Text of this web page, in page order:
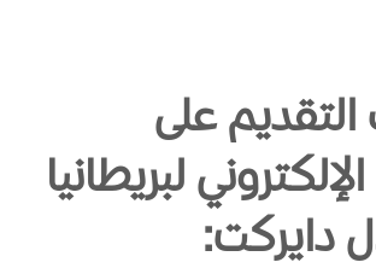
على
لبريطانيا
دايركت: